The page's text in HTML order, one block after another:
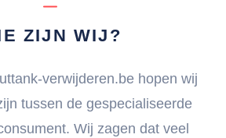
ZIJN WIJ?
verwijderen.be hopen wij
tussen de gespecialiseerde
Wij zagen dat veel